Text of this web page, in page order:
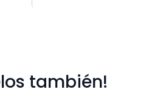
también!